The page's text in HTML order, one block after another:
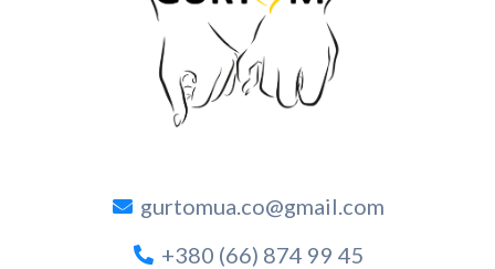
gurtomua.co@gmail.com
+380 (66) 874 99 45